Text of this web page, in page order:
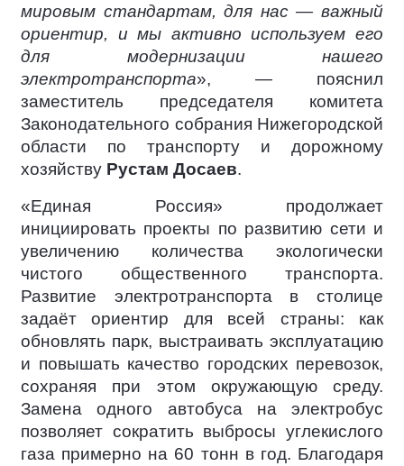
мировым стандартам, для нас — важный
ориентир, и мы активно используем его
для модернизации нашего
электротранспорта», — пояснил
заместитель председателя комитета
Законодательного собрания Нижегородской
области по транспорту и дорожному
хозяйству Рустам Досаев.
«Единая Россия» продолжает
инициировать проекты по развитию сети и
увеличению количества экологически
чистого общественного транспорта.
Развитие электротранспорта в столице
задаёт ориентир для всей страны: как
обновлять парк, выстраивать эксплуатацию
и повышать качество городских перевозок,
сохраняя при этом окружающую среду.
Замена одного автобуса на электробус
позволяет сократить выбросы углекислого
газа примерно на 60 тонн в год. Благодаря